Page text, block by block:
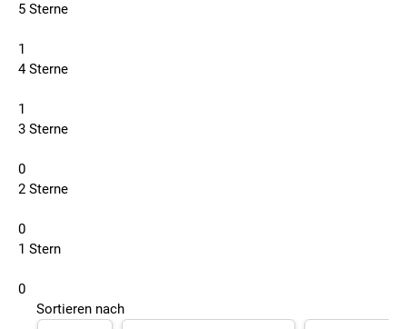
5 Sterne
1
4 Sterne
1
3 Sterne
0
2 Sterne
0
1 Stern
0
Sortieren nach